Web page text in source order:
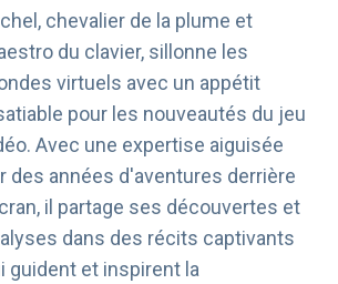
chevalier de la plume et
du clavier, sillonne les
virtuels avec un appétit
pour les nouveautés du jeu
Avec une expertise aiguisée
des années d'aventures derrière
il partage ses découvertes et
dans des récits captivants
guident et inspirent la